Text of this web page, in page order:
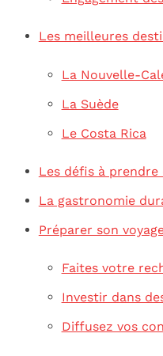
Les meilleures
La Nouvelle-
La Suède
Le Costa Rica
Les défis à
La gastronomie
Préparer son
Faites votre
Investir dans
Diffusez vos